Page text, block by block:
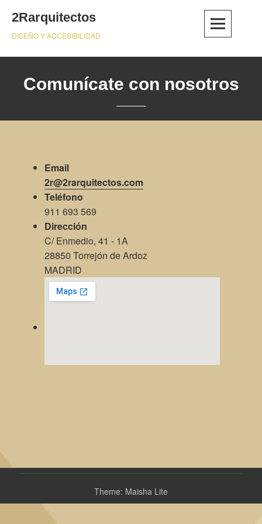
content
2Rarquitectos
DISEÑO Y ACCESIBILIDAD
Comunícate con nosotros
Email
2r@2rarquitectos.com
Teléfono
911 693 569
Dirección
C/ Enmedio, 41 - 1A
28850 Torrejón de Ardoz
MADRID
Theme: Maisha Lite